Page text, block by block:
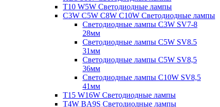
T10 W5W Светодиодные лампы
C3W C5W C8W C10W Светодиодные лампы
Светодиодные лампы C3W SV7-8
28мм
Светодиодные лампы C5W SV8.5
31мм
Светодиодные лампы C5W SV8,5
36мм
Светодиодные лампы C10W SV8,5
41мм
T15 W16W Светодиодные лампы
T4W BA9S Светодиодные лампы